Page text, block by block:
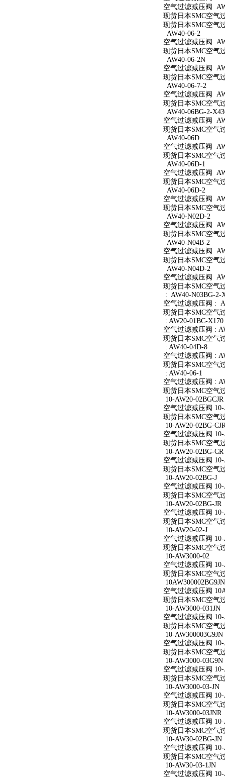
空气过滤减压阀
现货日本SMC空气
现货日本SMC空气
AW40-06-2
空气过滤减压阀
现货日本SMC空气
AW40-06-2N
空气过滤减压阀
现货日本SMC空气
AW40-06-7-2
空气过滤减压阀
现货日本SMC空气
AW40-06BG-2-
空气过滤减压阀
现货日本SMC空气
AW40-06D
空气过滤减压阀
现货日本SMC空气
AW40-06D-1
空气过滤减压阀
现货日本SMC空气
AW40-06D-2
空气过滤减压阀
现货日本SMC空气
AW40-N02D-2
空气过滤减压阀
现货日本SMC空气
AW40-N04B-2
空气过滤减压阀
现货日本SMC空气
AW40-N04D-2
空气过滤减压阀
现货日本SMC空气
: AW40-N03BG-2-
空气过滤减压阀 :
现货日本SMC空气
: AW20-01BC-X170
空气过滤减压阀 :
现货日本SMC空气
: AW40-04D-8
空气过滤减压阀 :
现货日本SMC空气
: AW40-06-1
空气过滤减压阀 :
现货日本SMC空气
10-AW20-02BGCJR
空气过滤减压阀 10-
现货日本SMC空气
10-AW20-02BG-
空气过滤减压阀 10-
现货日本SMC空气
10-AW20-02BG-CR
空气过滤减压阀 10-
现货日本SMC空气
10-AW20-02BG-J
空气过滤减压阀 10-
现货日本SMC空气
10-AW20-02BG-JR
空气过滤减压阀 10-
现货日本SMC空气
10-AW20-02-J
空气过滤减压阀 10-
现货日本SMC空气
10-AW3000-02
空气过滤减压阀 10-
现货日本SMC空气
10AW300002BG9JN
空气过滤减压阀
现货日本SMC空气
10-AW3000-031JN
空气过滤减压阀 10-
现货日本SMC空气
10-AW300003G9JN
空气过滤减压阀 10-
现货日本SMC空气
10-AW3000-03G9N
空气过滤减压阀 10-
现货日本SMC空气
10-AW3000-03-JN
空气过滤减压阀 10-
现货日本SMC空气
10-AW3000-03JNR
空气过滤减压阀 10-
现货日本SMC空气
10-AW30-02BG-JN
空气过滤减压阀 10-
现货日本SMC空气
10-AW30-03-1JN
空气过滤减压阀 10-